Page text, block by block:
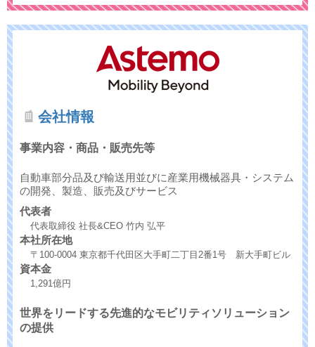
会社情報
事業内容・商品・販売先等
自動車部分品及び輸送用並びに産業用機械器具・システム
の開発、製造、販売及びサービス
代表者
代表取締役 社長&CEO 竹内 弘平
本社所在地
〒100-0004 東京都千代田区大手町二丁目2番1号 新大手町ビル
資本金
1,291億円
世界をリードする先進的なモビリティソリューション
の提供